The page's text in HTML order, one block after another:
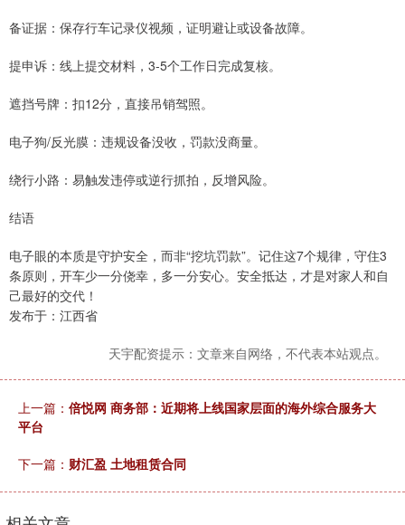
备证据：保存行车记录仪视频，证明避让或设备故障。
提申诉：线上提交材料，3-5个工作日完成复核。
遮挡号牌：扣12分，直接吊销驾照。
电子狗/反光膜：违规设备没收，罚款没商量。
绕行小路：易触发违停或逆行抓拍，反增风险。
结语
电子眼的本质是守护安全，而非“挖坑罚款”。记住这7个规律，守住3
条原则，开车少一分侥幸，多一分安心。安全抵达，才是对家人和自
己最好的交代！
发布于：江西省
天宇配资提示：文章来自网络，不代表本站观点。
上一篇： 倍悦网 商务部：近期将上线国家层面的海外综合服务大
平台
下一篇： 财汇盈 土地租赁合同